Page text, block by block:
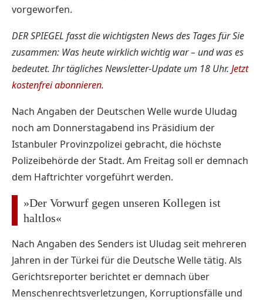
vorgeworfen.
DER SPIEGEL fasst die wichtigsten News des Tages für Sie
zusammen: Was heute wirklich wichtig war – und was es
bedeutet. Ihr tägliches Newsletter-Update um 18 Uhr. Jetzt
kostenfrei abonnieren.
Nach Angaben der Deutschen Welle wurde Uludag
noch am Donnerstagabend ins Präsidium der
Istanbuler Provinzpolizei gebracht, die höchste
Polizeibehörde der Stadt. Am Freitag soll er demnach
dem Haftrichter vorgeführt werden.
»Der Vorwurf gegen unseren Kollegen ist
haltlos«
Nach Angaben des Senders ist Uludag seit mehreren
Jahren in der Türkei für die Deutsche Welle tätig. Als
Gerichtsreporter berichtet er demnach über
Menschenrechtsverletzungen, Korruptionsfälle und